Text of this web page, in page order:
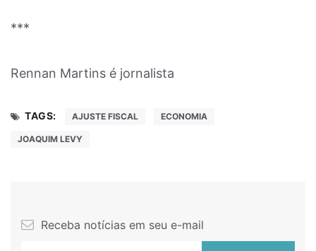
***
Rennan Martins é jornalista
TAGS: AJUSTE FISCAL ECONOMIA
JOAQUIM LEVY
Receba notícias em seu e-mail